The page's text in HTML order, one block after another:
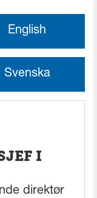
English
Svenska
I
direktør